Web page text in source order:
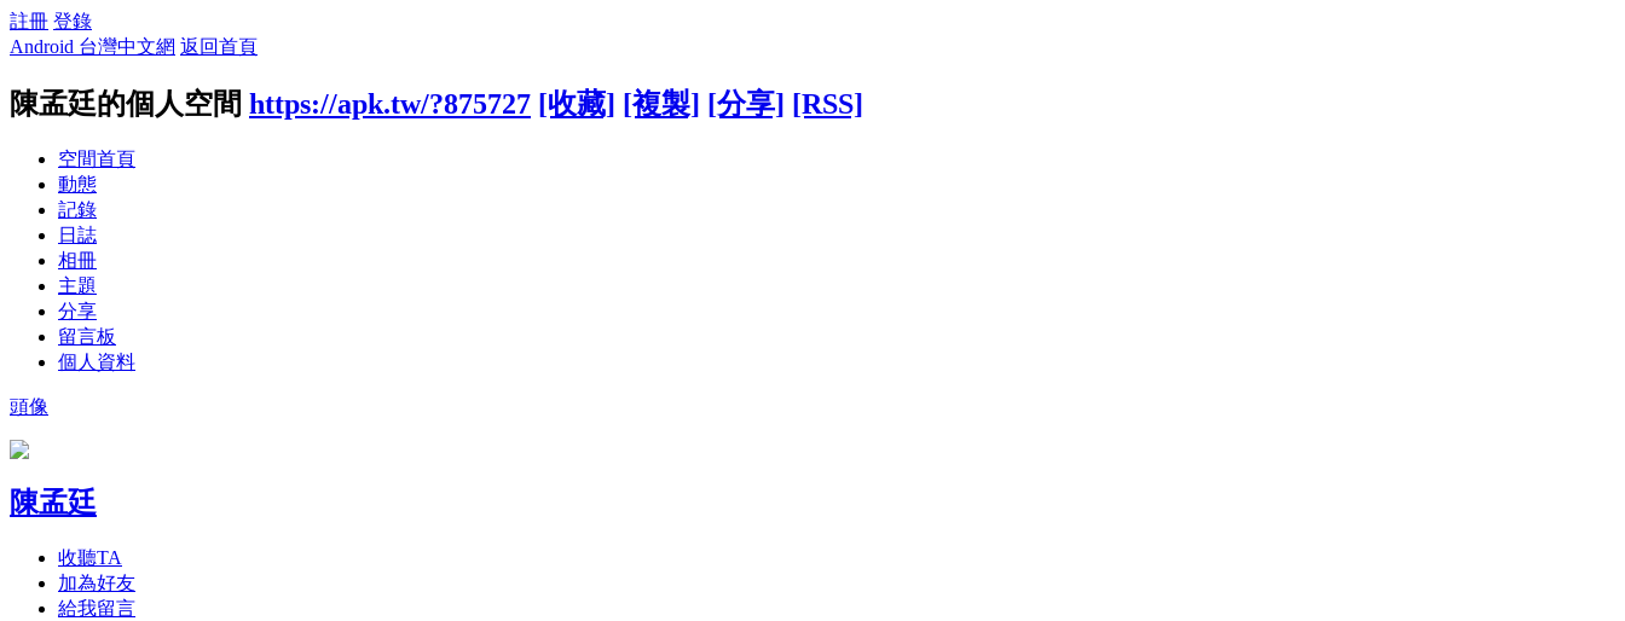
註冊 登錄
Android 台灣中文網 返回首頁
陳孟廷的個人空間 https://apk.tw/?875727 [收藏] [複製] [分享] [RSS]
空間首頁
動態
記錄
日誌
相冊
主題
分享
留言板
個人資料
頭像
陳孟廷
收聽TA
加為好友
給我留言